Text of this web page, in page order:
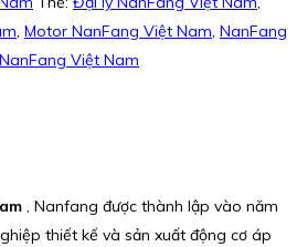
, Motor NanFang Việt Nam, NanFang
Việt Nam
, Nanfang được thành lập vào năm
thiết kế và sản xuất động cơ áp